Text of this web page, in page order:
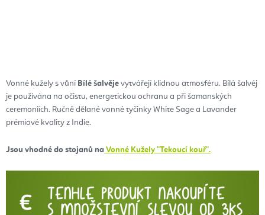
Vonné kužely s vůní Bílé šalvěje vytvářejí klidnou atmosféru. Bílá šalvéj
je používána na očistu, energetickou ochranu a při šamanských
ceremoniích. Ručně dělané vonné tyčinky White Sage a Lavander
prémiové kvality z Indie.
Jsou vhodné do stojanů na Vonné Kužely "Tekoucí kouř".